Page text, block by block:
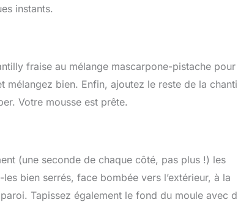
instants.
fraise au mélange mascarpone-pistache pour
mélangez bien. Enfin, ajoutez le reste de la
Votre mousse est prête.
(une seconde de chaque côté, pas plus !) les
bien serrés, face bombée vers l’extérieur, à la
Tapissez également le fond du moule avec